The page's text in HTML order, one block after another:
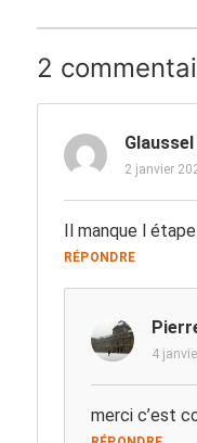
2
Glaussel
2 janvier
Il manque l
RÉPONDRE
4
merci c’est